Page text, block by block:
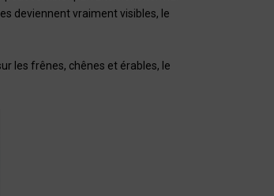
deviennent vraiment visibles, le
les frênes, chênes et érables, le